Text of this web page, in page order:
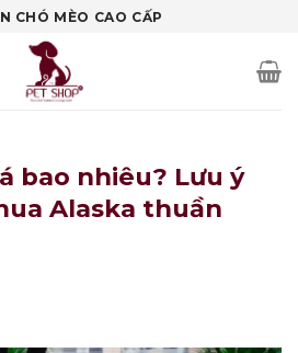
CHÓ MÈO CAO CẤP
bao nhiêu? Lưu ý
Alaska thuần